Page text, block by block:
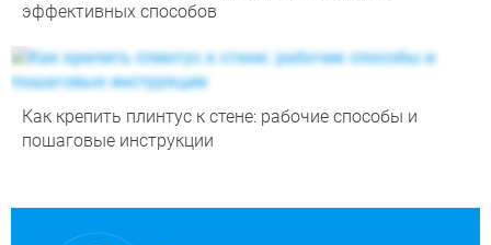
эффективных способов
Как крепить плинтус к стене: рабочие способы и
пошаговые инструкции